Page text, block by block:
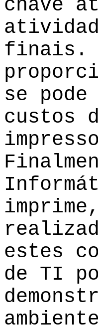
chave
finais.
se
custos
estes
de TI